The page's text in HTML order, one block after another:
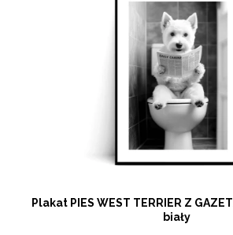
Plakat PIES WEST TERRIER Z
biały